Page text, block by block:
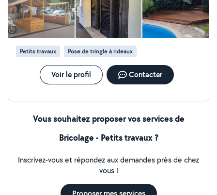
Petits travaux Pose de tringle à rideaux
Voir le profil Contacter
Vous souhaitez proposer vos services de
Bricolage - Petits travaux ?
Inscrivez-vous et répondez aux demandes près de chez
vous !